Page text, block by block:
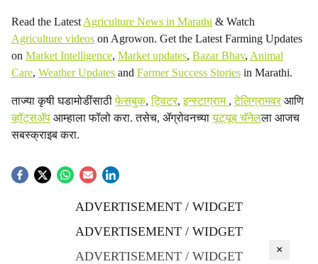
Read the Latest Agriculture News in Marathi & Watch
Agriculture videos on Agrowon. Get the Latest Farming Updates
on Market Intelligence, Market updates, Bazar Bhav, Animal
Care, Weather Updates and Farmer Success Stories in Marathi.
ताज्या कृषी घडामोडींसाठीफेसबुक,ट्विटर,इन्स्टाग्राम ,टेलिग्रामवरआणि
व्हॉट्सॲप आम्हाला फॉलो करा. तसेच, ॲग्रोवनच्यायूट्यूब चॅनेलला आजच
सबस्क्राइब करा.
ADVERTISEMENT / WIDGET
ADVERTISEMENT / WIDGET
ADVERTISEMENT / WIDGET
×